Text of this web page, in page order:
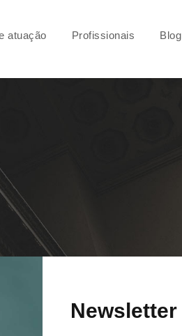
atuação Profissionais Blog
Newsletter